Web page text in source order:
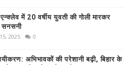
एन्क्लेव में 20 वर्षीय युवती की गोली मारकर
सनसनी
2025 0
अभिभावकों की परेशानी बढ़ी, बिहार के